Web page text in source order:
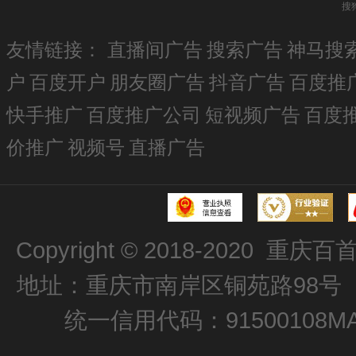
搜
友情链接： 直播间广告 搜索广告 神马搜
户 百度开户 朋友圈广告 抖音广告 百度推
快手推广 百度推广公司 短视频广告 百度
价推广 视频号 直播广告
Copyright © 2018-2020 重庆百
地址：重庆市南岸区铜苑路98
统一信用代码：